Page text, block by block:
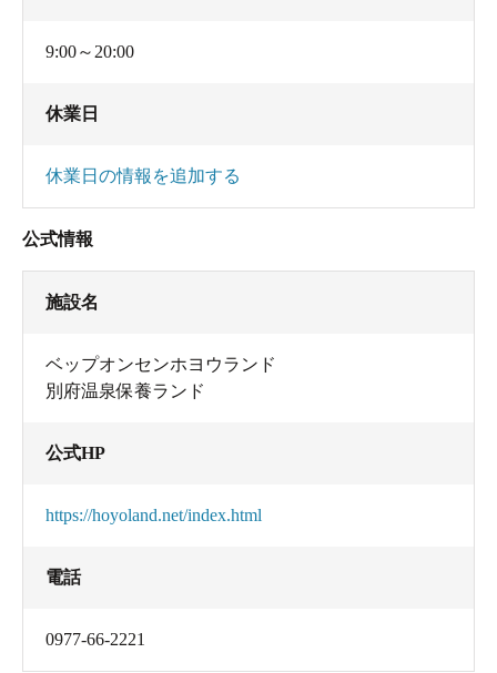
9:00～20:00
休業日
休業日の情報を追加する
公式情報
施設名
ベップオンセンホヨウランド
別府温泉保養ランド
公式HP
https://hoyoland.net/index.html
電話
0977-66-2221